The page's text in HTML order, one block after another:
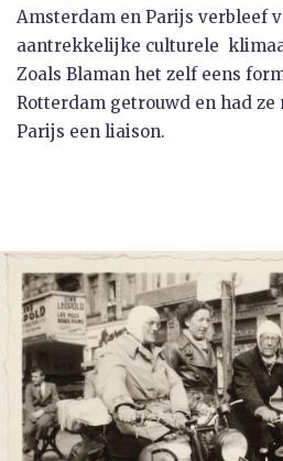
Amsterdam en Parijs verbleef
aantrekkelijke culturele
Zoals Blaman het zelf eens
Rotterdam getrouwd en had
Parijs een liaison.